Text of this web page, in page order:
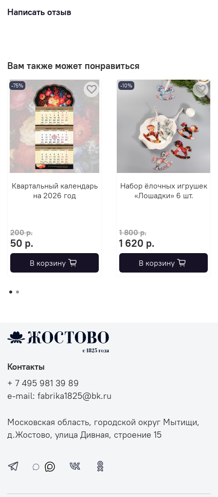
Написать отзыв
Вам также может понравиться
-75%
Квартальный календарь
на 2026 год
200 р.
50 р.
В корзину
-10%
Набор ёлочных игрушек
«Лошадки» 6 шт.
1 800 р.
1 620 р.
В корзину
Контакты
+ 7 495 981 39 89
e-mail: fabrika1825@bk.ru
Московская область, городской округ Мытищи,
д.Жостово, улица Дивная, строение 15